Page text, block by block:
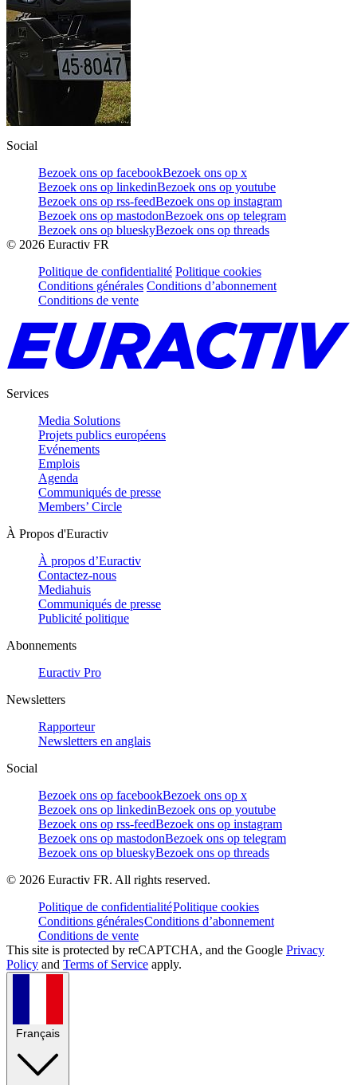
Social
Bezoek ons op facebookBezoek ons op x
Bezoek ons op linkedinBezoek ons op youtube
Bezoek ons op rss-feedBezoek ons op instagram
Bezoek ons op mastodonBezoek ons op telegram
Bezoek ons op blueskyBezoek ons op threads
© 2026 Euractiv FR
Politique de confidentialité Politique cookies
Conditions générales Conditions d’abonnement
Conditions de vente
Services
Media Solutions
Projets publics européens
Evénements
Emplois
Agenda
Communiqués de presse
Members’ Circle
À Propos d'Euractiv
À propos d’Euractiv
Contactez-nous
Mediahuis
Communiqués de presse
Publicité politique
Abonnements
Euractiv Pro
Newsletters
Rapporteur
Newsletters en anglais
Social
Bezoek ons op facebookBezoek ons op x
Bezoek ons op linkedinBezoek ons op youtube
Bezoek ons op rss-feedBezoek ons op instagram
Bezoek ons op mastodonBezoek ons op telegram
Bezoek ons op blueskyBezoek ons op threads
© 2026 Euractiv FR. All rights reserved.
Politique de confidentialitéPolitique cookies
Conditions généralesConditions d’abonnement
Conditions de vente
This site is protected by reCAPTCHA, and the Google Privacy
Policy and Terms of Service apply.
Français